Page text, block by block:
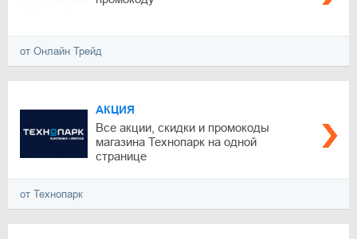
от Онлайн Трейд
АКЦИЯ
Все акции, скидки и промокоды
магазина Технопарк на одной
странице
от Технопарк